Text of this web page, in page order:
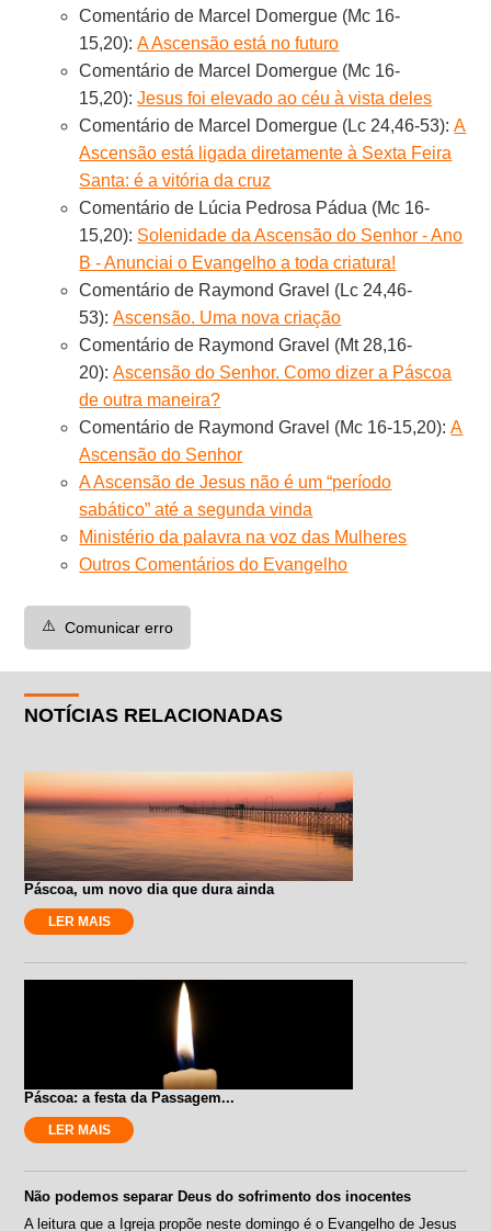
Comentário de Marcel Domergue (Mc 16-
15,20):A Ascensão está no futuro
Comentário de Marcel Domergue (Mc 16-
15,20):Jesus foi elevado ao céu à vista deles
Comentário de Marcel Domergue (Lc 24,46-53):A
Ascensão está ligada diretamente à Sexta Feira
Santa: é a vitória da cruz
Comentário de Lúcia Pedrosa Pádua (Mc 16-
15,20): Solenidade da Ascensão do Senhor - Ano
B - Anunciai o Evangelho a toda criatura!
Comentário de Raymond Gravel (Lc 24,46-
53):Ascensão. Uma nova criação
Comentário de Raymond Gravel (Mt 28,16-
20):Ascensão do Senhor. Como dizer a Páscoa
de outra maneira?
Comentário de Raymond Gravel (Mc 16-15,20):A
Ascensão do Senhor
A Ascensão de Jesus não é um “período
sabático” até a segunda vinda
Ministério da palavra na voz das Mulheres
Outros Comentários do Evangelho
⚠️ Comunicar erro
NOTÍCIAS RELACIONADAS
Páscoa, um novo dia que dura ainda
LER MAIS
Páscoa: a festa da Passagem...
LER MAIS
Não podemos separar Deus do sofrimento dos inocentes
A leitura que a Igreja propõe neste domingo é o Evangelho de Jesus